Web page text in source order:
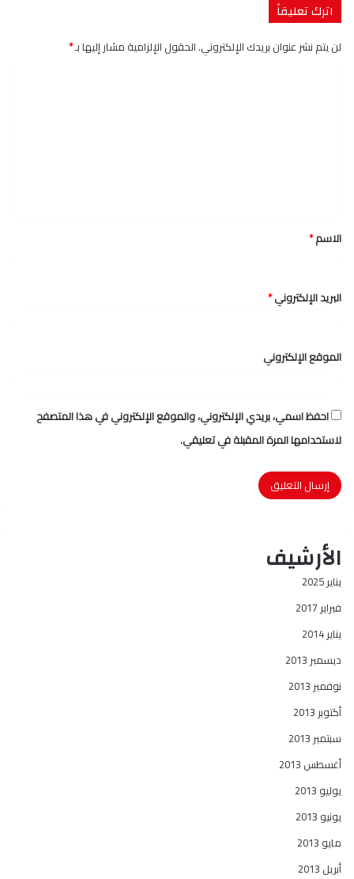
اترك تعليقاً
لن يتم نشر عنوان بريدك الإلكتروني.الحقول الإلزامية مشار إليها بـ*
*
الاسم*
البريد الإلكتروني*
الموقع الإلكتروني
احفظ اسمي، بريدي الإلكتروني، والموقع الإلكتروني في هذا المتصفح
لاستخدامها المرة المقبلة في تعليقي.
الأرشيف
يناير 2025
فبراير 2017
يناير 2014
ديسمبر 2013
نوفمبر 2013
أكتوبر 2013
سبتمبر 2013
أغسطس 2013
يوليو 2013
يونيو 2013
مايو 2013
أبريل 2013